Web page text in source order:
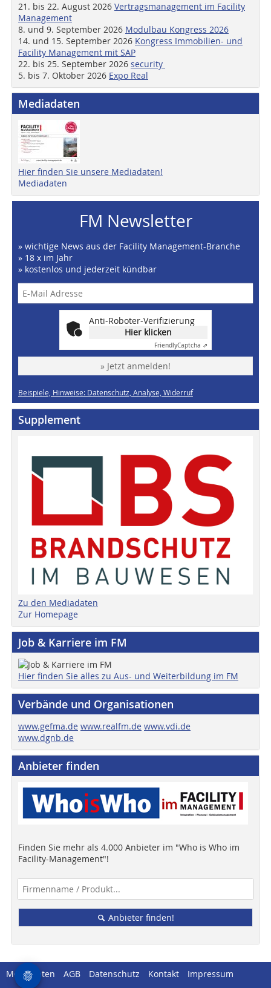
21. bis 22. August 2026 Vertragsmanagement im Facility
Management
8. und 9. September 2026 Modulbau Kongress 2026
14. und 15. September 2026 Kongress Immobilien- und
Facility Management mit SAP
22. bis 25. September 2026 security
5. bis 7. Oktober 2026 Expo Real
Mediadaten
Hier finden Sie unsere Mediadaten!
Mediadaten
FM Newsletter
» wichtige News aus der Facility Management-Branche
» 18 x im Jahr
» kostenlos und jederzeit kündbar
Anti-Roboter-Verifizierung
Hier klicken
FriendlyCaptcha ⇗
» Jetzt anmelden!
Beispiele, Hinweise: Datenschutz, Analyse, Widerruf
Supplement
Zu den Mediadaten
Zur Homepage
Job & Karriere im FM
Hier finden Sie alles zu Aus- und Weiterbildung im FM
Verbände und Organisationen
www.gefma.de www.realfm.de www.vdi.de
www.dgnb.de
Anbieter finden
Finden Sie mehr als 4.000 Anbieter im "Who is Who im
Facility-Management"!
Anbieter finden!
Mediadaten AGB Datenschutz Kontakt
Impressum